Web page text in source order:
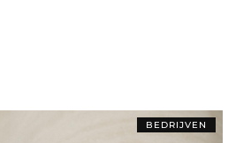
BEDRIJVEN